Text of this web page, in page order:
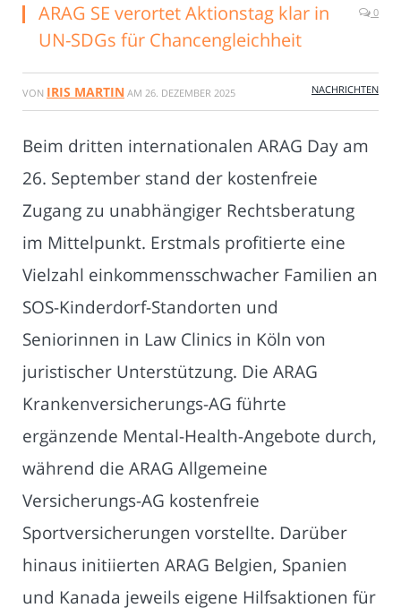
ARAG SE verortet Aktionstag klar in
UN-SDGs für Chancengleichheit
0
VON IRIS MARTIN AM 26. DEZEMBER 2025 NACHRICHTEN
Beim dritten internationalen ARAG Day am
26. September stand der kostenfreie
Zugang zu unabhängiger Rechtsberatung
im Mittelpunkt. Erstmals profitierte eine
Vielzahl einkommensschwacher Familien an
SOS-Kinderdorf-Standorten und
Seniorinnen in Law Clinics in Köln von
juristischer Unterstützung. Die ARAG
Krankenversicherungs-AG führte
ergänzende Mental-Health-Angebote durch,
während die ARAG Allgemeine
Versicherungs-AG kostenfreie
Sportversicherungen vorstellte. Darüber
hinaus initiierten ARAG Belgien, Spanien
und Kanada jeweils eigene Hilfsaktionen für